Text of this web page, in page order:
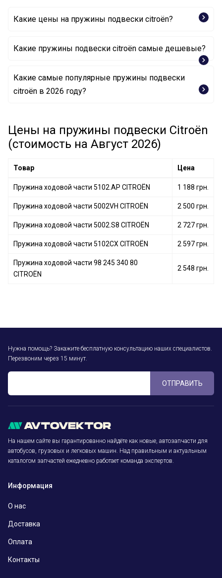
Какие цены на пружины подвески citroën?
Какие пружины подвески citroën самые дешевые?
Пружина ходовой части 5102.J9 CITROËN
Пружина ходовой части 5002.XC CITROËN
Какие самые популярные пружины подвески
citroën в 2026 году?
Цены на пружины подвески Citroën
(стоимость на Август 2026)
Товар Цена
Пружина ходовой части 5102.AP CITROËN 1 188 грн.
Пружина ходовой части 5002VH CITROËN 2 500 грн.
Пружина ходовой части 5002.S8 CITROËN 2 727 грн.
Пружина ходовой части 5102CX CITROËN 2 597 грн.
Пружина ходовой части 98 245 340 80
CITROËN
2 548 грн.
Нужна помощь? Закажите бесплатную консультацию наших специалистов.
Перезвоним через 15 минут.
ОТПРАВИТЬ
На нашем сайте вы гарантированно найдёте как новые, автозапчасти для
автобусов, грузовых и легковых машин. Над правильным и актуальным
каталогом запчастей ежедневно работает команда экспертов.
Информация
О нас
Доставка
Оплата
Контакты